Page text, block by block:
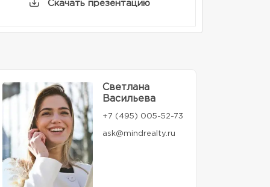
Скачать презентацию
Светлана
Васильева
+7 (495) 005-52-73
ask@mindrealty.ru